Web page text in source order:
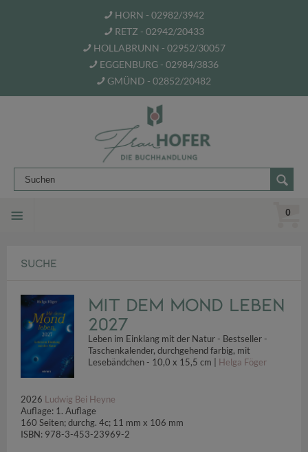
HORN - 02982/3942
RETZ - 02942/20433
HOLLABRUNN - 02952/30057
EGGENBURG - 02984/3836
GMÜND - 02852/20482
0
SUCHE
Mit dem Mond leben
2027
Leben im Einklang mit der Natur - Bestseller -
Taschenkalender, durchgehend farbig, mit
Lesebändchen - 10,0 x 15,5 cm | Helga Föger
2026 Ludwig Bei Heyne
Auflage: 1. Auflage
160 Seiten; durchg. 4c; 11 mm x 106 mm
ISBN: 978-3-453-23969-2